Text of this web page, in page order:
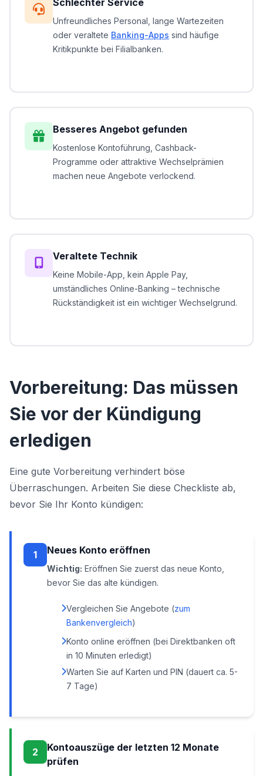
Schlechter Service
Unfreundliches Personal, lange Wartezeiten
oder veraltete Banking-Apps sind häufige
Kritikpunkte bei Filialbanken.
Besseres Angebot gefunden
Kostenlose Kontoführung, Cashback-
Programme oder attraktive Wechselprämien
machen neue Angebote verlockend.
Veraltete Technik
Keine Mobile-App, kein Apple Pay,
umständliches Online-Banking – technische
Rückständigkeit ist ein wichtiger Wechselgrund.
Vorbereitung: Das müssen
Sie vor der Kündigung
erledigen
Eine gute Vorbereitung verhindert böse
Überraschungen. Arbeiten Sie diese Checkliste ab,
bevor Sie Ihr Konto kündigen:
1 Neues Konto eröffnen
Wichtig: Eröffnen Sie zuerst das neue Konto,
bevor Sie das alte kündigen.
Vergleichen Sie Angebote (zum
Bankenvergleich)
Konto online eröffnen (bei Direktbanken oft
in 10 Minuten erledigt)
Warten Sie auf Karten und PIN (dauert ca. 5-
7 Tage)
2
Kontoauszüge der letzten 12 Monate
prüfen